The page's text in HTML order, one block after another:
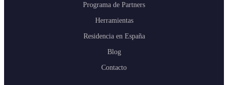
Programa de Partners
Herramientas
Residencia en España
Blog
Contacto